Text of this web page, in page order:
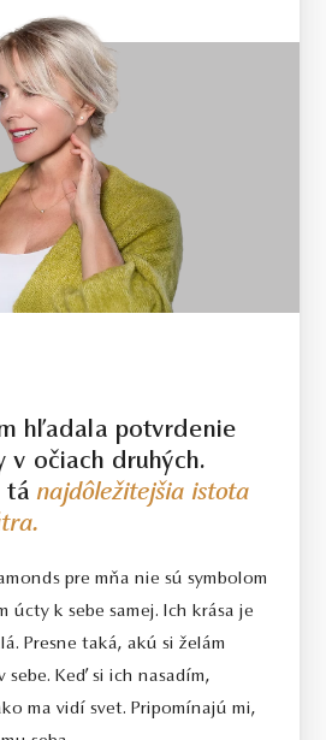
hľadala potvrdenie
v očiach druhých.
tánajdôležitejšia istota
pre mňa nie sú symbolom
úcty k sebe samej. Ich krása je
Presne taká, akú si želám
sebe. Keď si ich nasadím,
ma vidí svet. Pripomínajú mi,